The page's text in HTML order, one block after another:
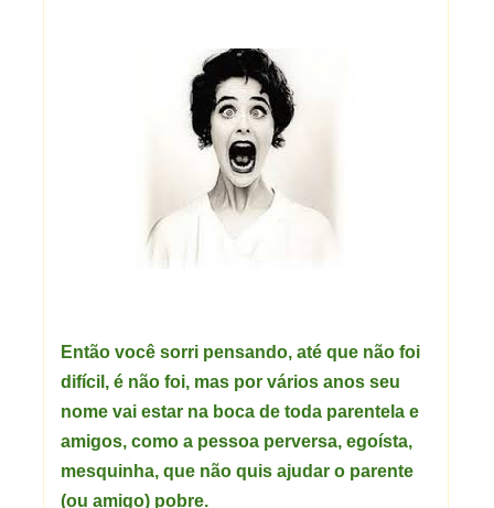
Então você sorri pensando, até que não foi
difícil, é não foi, mas por vários anos seu
nome vai estar na boca de toda parentela e
amigos, como a pessoa perversa, egoísta,
mesquinha, que não quis ajudar o parente
(ou amigo) pobre.